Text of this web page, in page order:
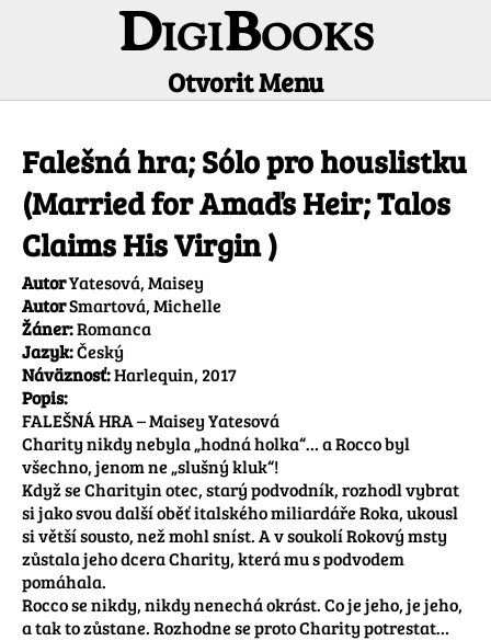
DigiBooks
Otvorit Menu
Falešná hra; Sólo pro houslistku
(Married for Amaďs Heir; Talos
Claims His Virgin )
AutorYatesová, Maisey
AutorSmartová, Michelle
Žáner:Romanca
Jazyk:Český
Náväznosť:Harlequin, 2017
Popis:
FALEŠNÁ HRA – Maisey Yatesová
Charity nikdy nebyla „hodná holka“… a Rocco byl
všechno, jenom ne „slušný kluk“!
Když se Charityin otec, starý podvodník, rozhodl vybrat
si jako svou další oběť italského miliardáře Roka, ukousl
si větší sousto, než mohl sníst. A v soukolí Rokový msty
zůstala jeho dcera Charity, která mu s podvodem
pomáhala.
Rocco se nikdy, nikdy nenechá okrást. Co je jeho, je jeho,
a tak to zůstane. Rozhodne se proto Charity potrestat…